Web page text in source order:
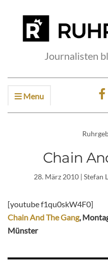
Journalisten
Menu
Chain
28. März 2010| Stefan
[youtube f1qu0skW4F0]
Chain And The Gang,
Münster